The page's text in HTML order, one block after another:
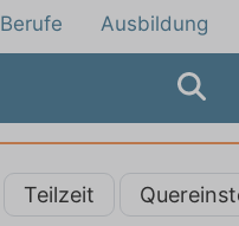
Berufe Ausbildung
Teilzeit